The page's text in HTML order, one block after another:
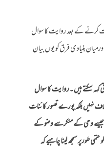
کرنے کے بعد روایت کا سوال
بنیاد ی فرق کو یوں بیان
کہہ سکتے ہیں ۔روایت کا سوال
نہیں بلکہ پورے تصور کائنات
جیسے وحی کے منکرسے وضو کے
طورپر سمجھ لینا چاہیے کہ